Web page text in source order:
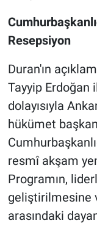
Resepsiyon
Duran'ın
Tayyip Erdoğan
dolayısıyla
hükümet
resmî akşam
Programın,
geliştirilmesine
arasındaki